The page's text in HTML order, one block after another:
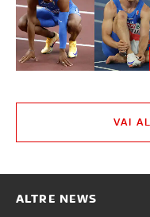
VAI
ALTRE NEWS